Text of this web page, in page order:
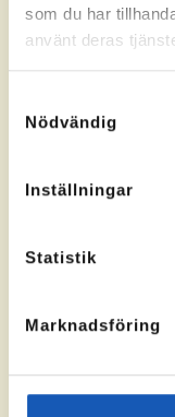
som du har
använt deras
Nödvändig
Inställningar
Statistik
Marknadsföring
nummer:
Åtvidaberg
Åtvidaberg